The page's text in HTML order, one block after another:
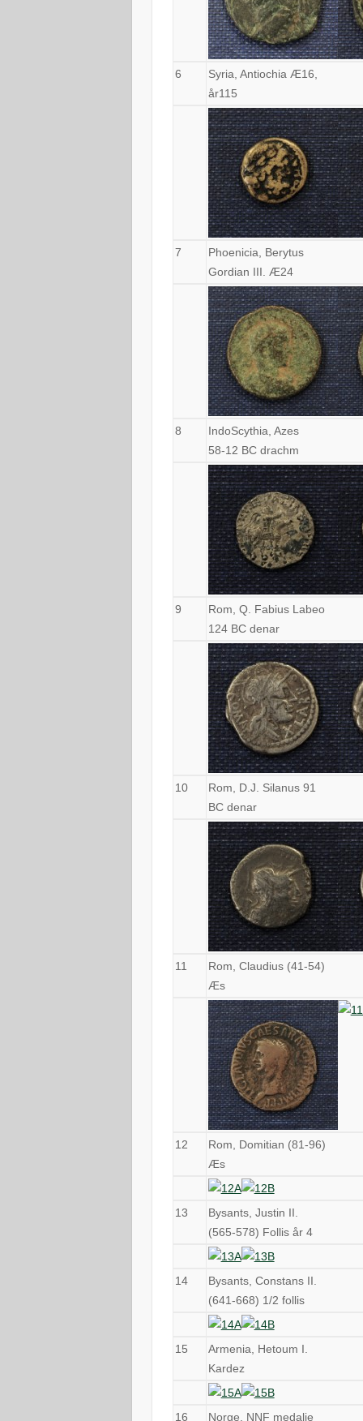
6
Syria, Antiochia Æ16,
år115
7
Phoenicia, Berytus
Gordian III. Æ24
8
IndoScythia, Azes
58-12 BC drachm
9
Rom, Q. Fabius Labeo
124 BC denar
10
Rom, D.J. Silanus 91
BC denar
11
Rom, Claudius (41-54)
Æs
12
Rom, Domitian (81-96)
Æs
13
Bysants, Justin II.
(565-578) Follis år 4
14
Bysants, Constans II.
(641-668) 1/2 follis
15
Armenia, Hetoum I.
Kardez
16 Norge, NNF medalje